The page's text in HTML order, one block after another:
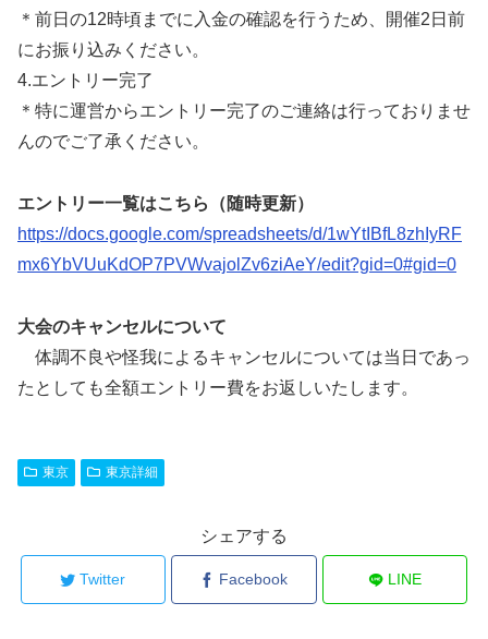
＊前日の12時頃までに入金の確認を行うため、開催2日前
にお振り込みください。
4.エントリー完了
＊特に運営からエントリー完了のご連絡は行っておりませ
んのでご了承ください。
エントリー一覧はこちら（随時更新）
https://docs.google.com/spreadsheets/d/1wYtIBfL8zhIyRF
mx6YbVUuKdOP7PVWvajolZv6ziAeY/edit?gid=0#gid=0
大会のキャンセルについて
体調不良や怪我によるキャンセルについては当日であっ
たとしても全額エントリー費をお返しいたします。
東京 東京詳細
シェアする
Twitter Facebook LINE